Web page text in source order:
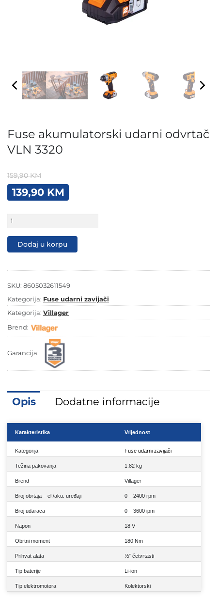
Fuse akumulatorski udarni odvrtač
VLN 3320
159,90KM
Original
price
159,90 KM.
139,90 KM
Current
price
Fuse
akumulatorski
odvrtač
VLNDodaj u korpu
SKU: 8605032611549
Kategorija: Fuse udarni zavijači
Kategorija: Villager
Brend:
Garancija:
Opis Dodatne informacije
Karakteristika Vrijednost
Kategorija Fuse udarni zavijači
Težina pakovanja 1.82 kg
Brend Villager
Broj obrtaja – el./aku. uređaji 0 – 2400 rpm
Broj udaraca 0 – 3600 ipm
Napon 18 V
Obrtni moment 180 Nm
Prihvat alata ½” četvrtasti
Tip baterije Li-ion
Tip elektromotora Kolektorski